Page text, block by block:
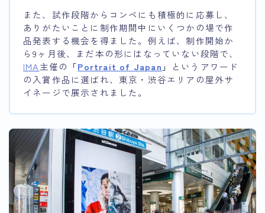
また、試作段階からコンペにも積極的に応募し、
ありがたいことに制作期間中にいくつかの場で作
品発表する機会を得ました。例えば、制作開始か
ら9ヶ月後、まだ本の形にはなっていない段階で、
IMA主催の 「Portrait of Japan 」
というアワード
の入賞作品に選ばれ、東京・渋谷エリアの屋外サ
イネージで展示されました。